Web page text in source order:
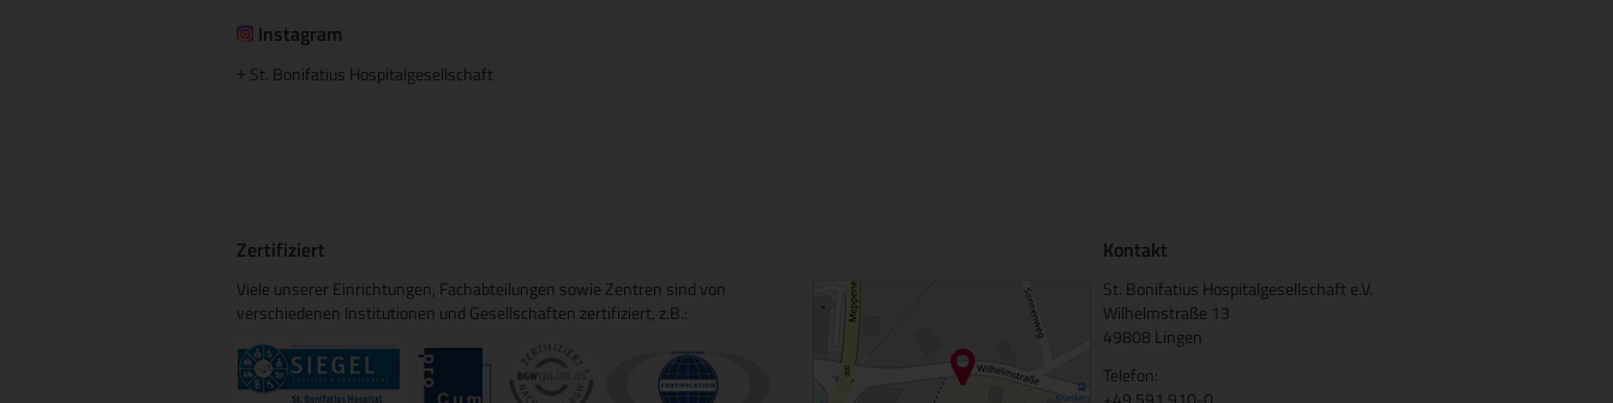
Instagram
St. Bonifatius Hospitalgesellschaft
Zertifiziert
Viele unserer Einrichtungen, Fachabteilungen sowie Zentren sind von
verschiedenen Institutionen und Gesellschaften zertifiziert, z.B.:
Kontakt
St. Bonifatius Hospitalgesellschaft e.V.
Wilhelmstraße 13
49808 Lingen
Telefon: